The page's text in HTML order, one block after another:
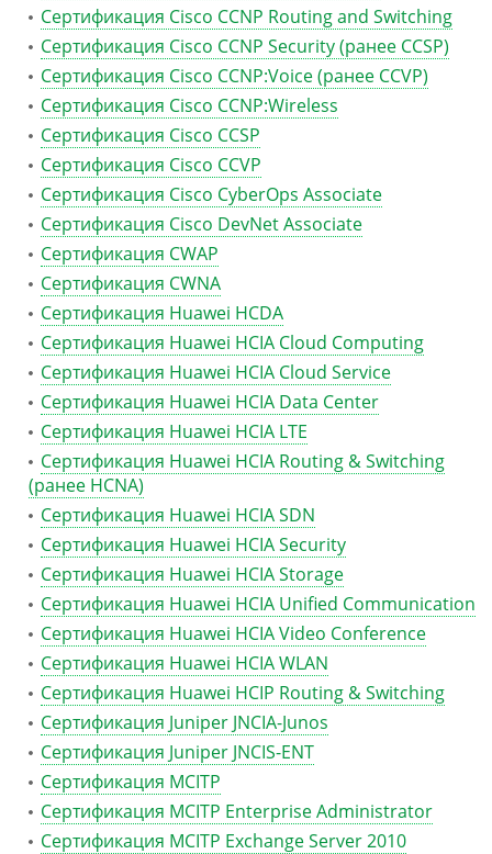
Сертификация Cisco CCNP Routing and Switching
Сертификация Cisco CCNP Security (ранее CCSP)
Сертификация Cisco CCNP:Voice (ранее CCVP)
Сертификация Cisco CCNP:Wireless
Сертификация Cisco CCSP
Сертификация Cisco CCVP
Сертификация Cisco CyberOps Associate
Сертификация Cisco DevNet Associate
Сертификация CWAP
Сертификация CWNA
Сертификация Huawei HCDA
Сертификация Huawei HCIA Cloud Computing
Сертификация Huawei HCIA Cloud Service
Сертификация Huawei HCIA Data Center
Сертификация Huawei HCIA LTE
Сертификация Huawei HCIA Routing & Switching
(ранее HCNA)
Сертификация Huawei HCIA SDN
Сертификация Huawei HCIA Security
Сертификация Huawei HCIA Storage
Сертификация Huawei HCIA Unified Communication
Сертификация Huawei HCIA Video Conference
Сертификация Huawei HCIA WLAN
Сертификация Huawei HCIP Routing & Switching
Сертификация Juniper JNCIA-Junos
Сертификация Juniper JNCIS-ENT
Сертификация MCITP
Сертификация MCITP Enterprise Administrator
Сертификация MCITP Exchange Server 2010